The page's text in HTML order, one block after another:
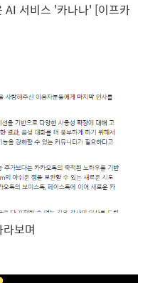
AI 서비스 '카나나' [이프카
보며